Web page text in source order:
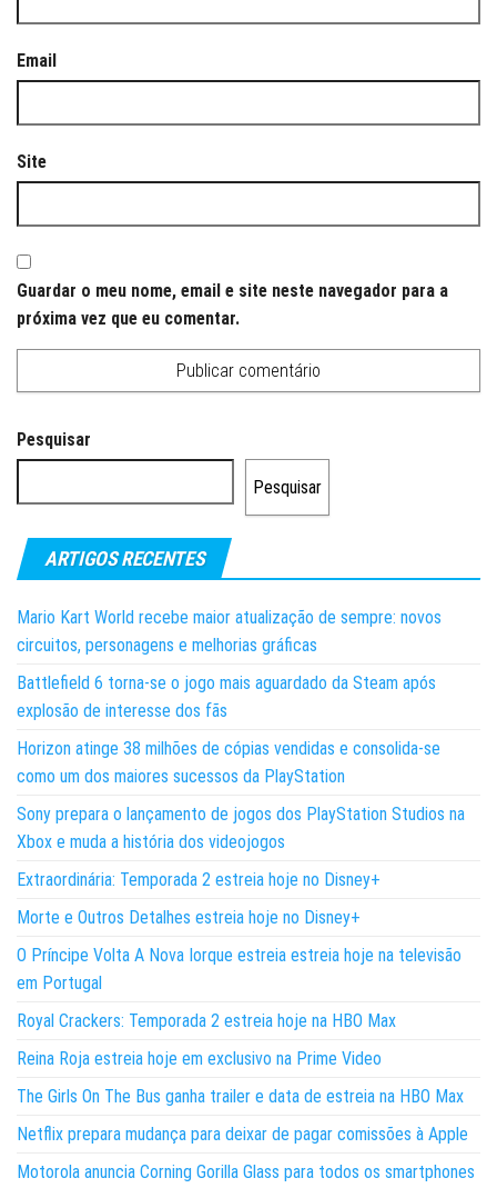
Email
Site
Guardar o meu nome, email e site neste navegador para a
próxima vez que eu comentar.
Pesquisar
Pesquisar
ARTIGOS RECENTES
Mario Kart World recebe maior atualização de sempre: novos
circuitos, personagens e melhorias gráficas
Battlefield 6 torna-se o jogo mais aguardado da Steam após
explosão de interesse dos fãs
Horizon atinge 38 milhões de cópias vendidas e consolida-se
como um dos maiores sucessos da PlayStation
Sony prepara o lançamento de jogos dos PlayStation Studios na
Xbox e muda a história dos videojogos
Extraordinária: Temporada 2 estreia hoje no Disney+
Morte e Outros Detalhes estreia hoje no Disney+
O Príncipe Volta A Nova Iorque estreia estreia hoje na televisão
em Portugal
Royal Crackers: Temporada 2 estreia hoje na HBO Max
Reina Roja estreia hoje em exclusivo na Prime Video
The Girls On The Bus ganha trailer e data de estreia na HBO Max
Netflix prepara mudança para deixar de pagar comissões à Apple
Motorola anuncia Corning Gorilla Glass para todos os smartphones